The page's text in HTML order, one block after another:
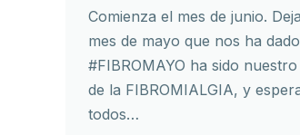
Comienza el mes de junio.
mes de mayo que nos ha
#FIBROMAYO ha sido
de la FIBROMIALGIA, y
todos…